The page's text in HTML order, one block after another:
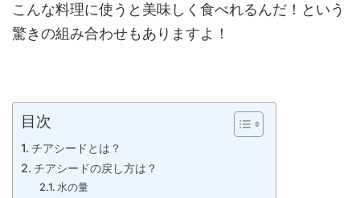
こんな料理に使うと美味しく食べれるんだ！という
驚きの組み合わせもありますよ！
目次
チアシードとは？
チアシードの戻し方は？
水の量